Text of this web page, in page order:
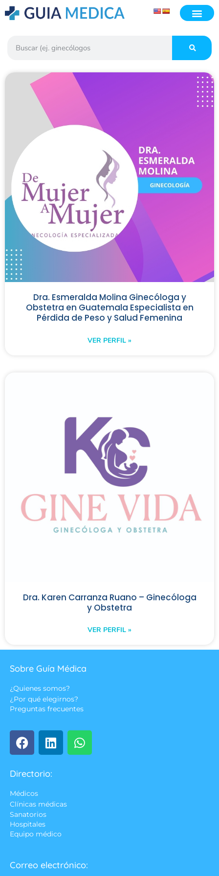
Dra. Esmeralda Molina Ginecóloga y
Obstetra en Guatemala Especialista en
Pérdida de Peso y Salud Femenina
VER PERFIL »
Dra. Karen Carranza Ruano – Ginecóloga
y Obstetra
VER PERFIL »
Sobre Guía Médica
¿Quienes somos?
¿Por qué elegirnos?
Preguntas frecuentes
Directorio:
Médicos
Clínicas médicas
Sanatorios
Hospitales
Equipo médico
Correo electrónico: